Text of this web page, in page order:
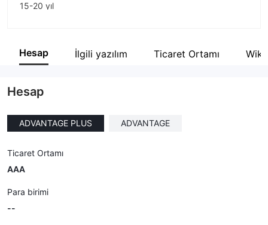
15-20 yıl
Hesap İlgili yazılım Ticaret Ortamı
Hesap
ADVANTAGE PLUS ADVANTAGE
Ticaret Ortamı
AAA
Para birimi
--